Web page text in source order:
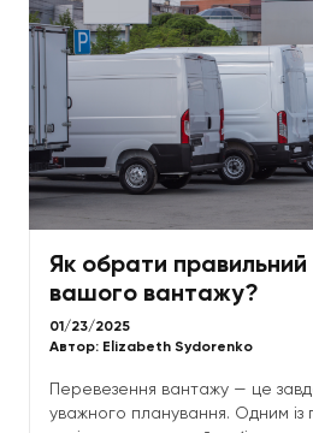
Як обрати
вашого вантажу?
01/23/2025
Автор: Elizabeth Sydorenko
Перевезення вантажу — це
уважного планування. Одним із